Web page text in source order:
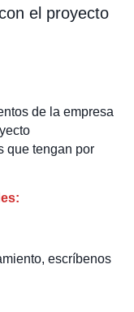
el proyecto
de la empresa
que tengan por
escríbenos